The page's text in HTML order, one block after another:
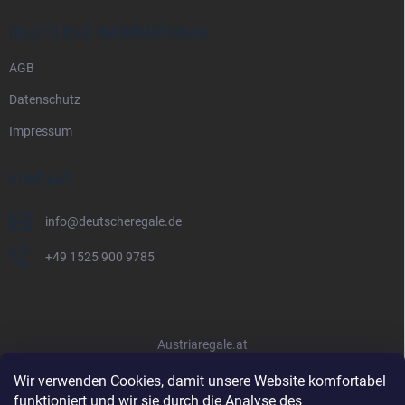
Wir verwenden Cookies, damit unsere Website komfortabel
funktioniert und wir sie durch die Analyse des
RECHTLICHE INFORMATIONEN
AGB
Datenschutz
Impressum
KONTAKT
info@deutscheregale.de
+49 1525 900 9785
Austriaregale.at